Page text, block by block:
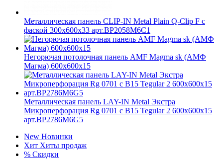
Металлическая панель CLIP-IN Metal Plain Q-Clip F с
фаской 300x600x33 арт.BP2058M6C1
Негорючая потолочная панель AMF Magma sk (АМФ
Магма) 600x600x15
Металлическая панель LAY-IN Metal Экстра
Микроперфорация Rg 0701 с В15 Tegular 2 600x600x15
арт.BP2786M6G5
New Новинки
Хит Хиты продаж
% Скидки